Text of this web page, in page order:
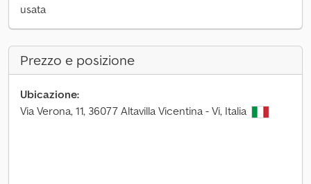
usata
Prezzo e posizione
Ubicazione:
Via Verona, 11, 36077 Altavilla Vicentina - Vi, Italia